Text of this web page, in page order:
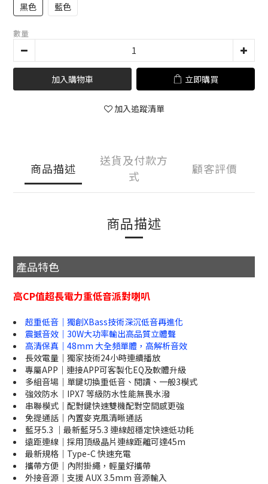
黑色 藍色
數量
加入購物車 立即購買
加入追蹤清單
商品描述
送貨及付款方
式
顧客評價
商品描述
產品特色
高CP值超長電力重低音派對喇叭
超重低音｜獨創XBass技術深沉低音再進化
震撼音效｜30W大功率輸出高品質立體聲
高清保真｜48mm 大全頻單體，高解析音效
長效電量｜獨家技術24小時連續播放
專屬APP｜連接APP可客製化EQ及軟體升級
多組音場｜單鍵切換重低音、閱讀、一般3模式
強效防水｜IPX7 等級防水性能無畏水潑
串聯模式｜配對鍵快速雙機配對空間感更強
免提通話｜內置麥克風清晰通話
藍牙5.3 ｜最新藍牙5.3 連線超穩定快速低功耗
遠距連線｜採用頂級晶片連線距離可達45m
最新規格｜Type-C 快速充電
攜帶方便｜內附掛繩，輕量好攜帶
外接音源｜支援 AUX 3.5mm 音源輸入